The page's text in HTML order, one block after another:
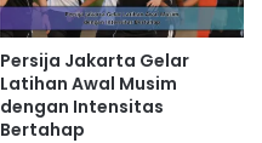
Persija Jakarta Gelar
Latihan Awal Musim
dengan Intensitas
Bertahap